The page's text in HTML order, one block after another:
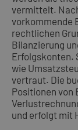
vermittelt.
vorkommende
rechtlichen
Bilanzierung
Erfolgskonten.
wie
vertraut. Die
Positionen von
und erfolgt mit